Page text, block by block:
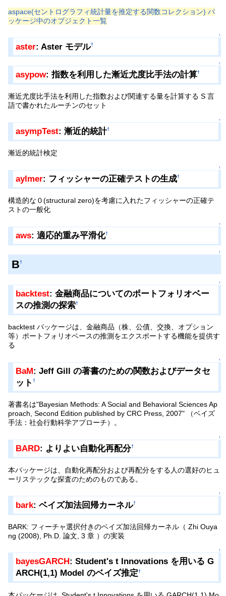
aspace(セントログラフィ統計量を推定する関数コレクション) パ
ッケージ中のオブジェクト一覧
↑
aster: Aster モデル†
↑
asypow: 指数を利用した漸近尤度比手法の計算†
漸近尤度比手法を利用した指数および関連する量を計算する S 言
語で書かれたルーチンのセット
↑
asympTest: 漸近的統計†
漸近的統計検定
↑
aylmer: フィッシャーの正確テストの生成†
構造的な０(structural zero)を考慮に入れたフィッシャーの正確テ
ストの一般化
↑
aws: 適応的重み平滑化†
↑
B†
↑
backtest: 金融商品についてのポートフォリオベー
スの推測の探索†
backtest パッケージは、金融商品（株、公債、交換、オプション
等）ポートフォリオベースの推測をエクスポートする機能を提供す
る
↑
BaM: Jeff Gill の著書のための関数およびデータセ
ット†
著書名は"Bayesian Methods: A Social and Behavioral Sciences Ap
proach, Second Edition published by CRC Press, 2007" （ベイズ
手法：社会行動科学アプローチ）。
↑
BARD: よりよい自動化再配分†
本パッケージは、自動化再配分および再配分をする人の選好のヒュ
ーリステックな探査のためのものである。
↑
bark: ベイズ加法回帰カーネル†
BARK: フィーチャ選択付きのベイズ加法回帰カーネル（ Zhi Ouya
ng (2008), Ph.D. 論文, 3 章 ）の実装
↑
bayesGARCH : Student's t Innovations を用いる G
ARCH(1,1) Model のベイズ推定†